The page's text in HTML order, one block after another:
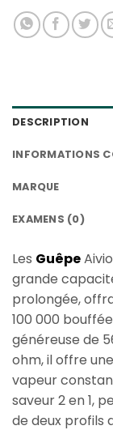
DESCRIPTION
INFORMATIONS
MARQUE
EXAMENS (0)
Les Guêpe
grande
prolongée,
100 000
généreuse de
ohm, il offre
vapeur
saveur 2 en 1,
de deux profils